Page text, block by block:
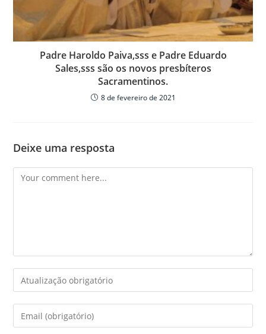
Padre Haroldo Paiva,sss e Padre Eduardo
Sales,sss são os novos presbíteros
Sacramentinos.
8 de fevereiro de 2021
Deixe uma resposta
Comment
Enter
your
name
Enter
your